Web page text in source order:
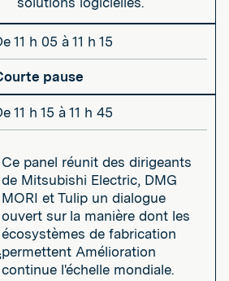
11 h 05 à 11 h 15
pause
11 h 15 à 11 h 45
Ce panel réunit des dirigeants
de Mitsubishi Electric, DMG
MORI et Tulip un dialogue
ouvert sur la manière dont les
écosystèmes de fabrication
permettent Amélioration
continue l'échelle mondiale.